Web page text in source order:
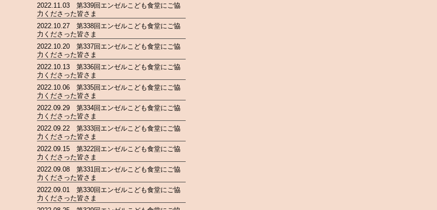
2022.11.03 第339回エンゼルこども食堂にご協
力くださった皆さま
2022.10.27 第338回エンゼルこども食堂にご協
力くださった皆さま
2022.10.20 第337回エンゼルこども食堂にご協
力くださった皆さま
2022.10.13 第336回エンゼルこども食堂にご協
力くださった皆さま
2022.10.06 第335回エンゼルこども食堂にご協
力くださった皆さま
2022.09.29 第334回エンゼルこども食堂にご協
力くださった皆さま
2022.09.22 第333回エンゼルこども食堂にご協
力くださった皆さま
2022.09.15 第322回エンゼルこども食堂にご協
力くださった皆さま
2022.09.08 第331回エンゼルこども食堂にご協
力くださった皆さま
2022.09.01 第330回エンゼルこども食堂にご協
力くださった皆さま